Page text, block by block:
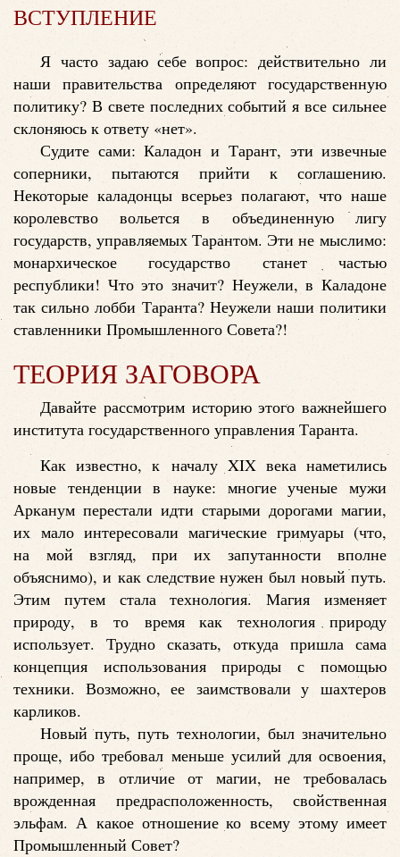
ВСТУПЛЕНИЕ
Я часто задаю себе вопрос: действительно ли
наши правительства определяют государственную
политику? В свете последних событий я все сильнее
склоняюсь к ответу «нет».
Судите сами: Каладон и Тарант, эти извечные
соперники, пытаются прийти к соглашению.
Некоторые каладонцы всерьез полагают, что наше
королевство вольется в объединенную лигу
государств, управляемых Тарантом. Эти не мыслимо:
монархическое государство станет частью
республики! Что это значит? Неужели, в Каладоне
так сильно лобби Таранта? Неужели наши политики
ставленники Промышленного Совета?!
ТЕОРИЯ ЗАГОВОРА
Давайте рассмотрим историю этого важнейшего
института государственного управления Таранта.
Как известно, к началу XIX века наметились
новые тенденции в науке: многие ученые мужи
Арканум перестали идти старыми дорогами магии,
их мало интересовали магические гримуары (что,
на мой взгляд, при их запутанности вполне
объяснимо), и как следствие нужен был новый путь.
Этим путем стала технология. Магия изменяет
природу, в то время как технология природу
использует. Трудно сказать, откуда пришла сама
концепция использования природы с помощью
техники. Возможно, ее заимствовали у шахтеров
карликов.
Новый путь, путь технологии, был значительно
проще, ибо требовал меньше усилий для освоения,
например, в отличие от магии, не требовалась
врожденная предрасположенность, свойственная
эльфам. А какое отношение ко всему этому имеет
Промышленный Совет?